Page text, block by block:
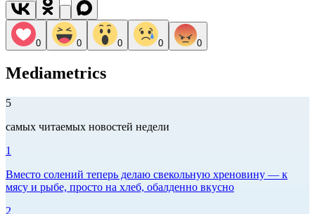
0 0 0 0 0
Mediametrics
5
самых читаемых новостей недели
1
Вместо солений теперь делаю свекольную хреновину — к
мясу и рыбе, просто на хлеб, обалденно вкусно
2